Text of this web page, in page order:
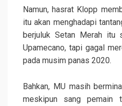
Namun, hasrat Klopp
itu akan menghadapi
berjuluk Setan Merah itu
Upamecano, tapi gagal
pada musim panas 2020.
Bahkan, MU masih
meskipun sang pemain